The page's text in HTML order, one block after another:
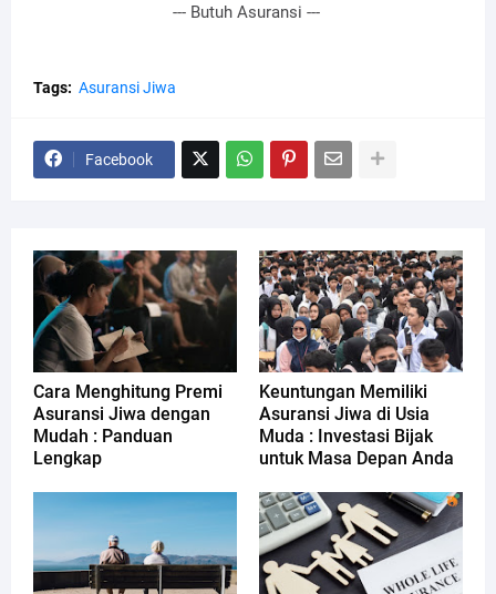
--- Butuh Asuransi ---
Tags: Asuransi Jiwa
Facebook
Cara Menghitung Premi
Asuransi Jiwa dengan
Mudah : Panduan
Lengkap
Keuntungan Memiliki
Asuransi Jiwa di Usia
Muda : Investasi Bijak
untuk Masa Depan Anda